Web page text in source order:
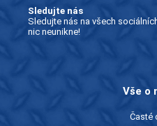
Sledujte nás
Sledujte nás na všech
nic neunikne!
Vše o
Časté